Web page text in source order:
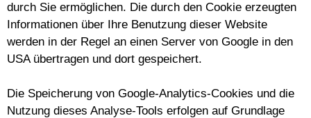
durch Sie ermöglichen. Die durch den Cookie erzeugten
Informationen über Ihre Benutzung dieser Website
werden in der Regel an einen Server von Google in den
USA übertragen und dort gespeichert.
Die Speicherung von Google-Analytics-Cookies und die
Nutzung dieses Analyse-Tools erfolgen auf Grundlage